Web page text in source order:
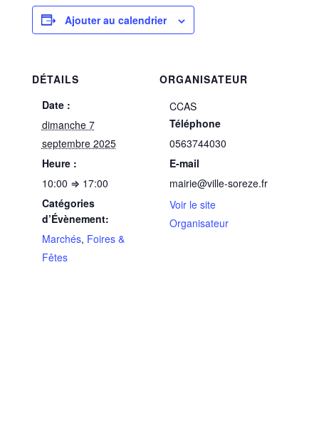
Ajouter au calendrier
DÉTAILS
Date :
dimanche 7
septembre 2025
Heure :
10:00 ⇒ 17:00
Catégories
d’Évènement:
Marchés, Foires &
Fêtes
ORGANISATEUR
CCAS
Téléphone
0563744030
E-mail
mairie@ville-soreze.fr
Voir le site
Organisateur